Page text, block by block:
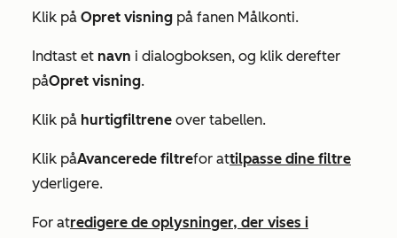
Klik på Opret visning på fanen Målkonti.
Indtast et navn i dialogboksen, og klik derefter
påOpret visning.
Klik på hurtigfiltrene over tabellen.
Klik påAvancerede filtrefor attilpasse dine filtre
yderligere.
For atredigere de oplysninger, der vises i